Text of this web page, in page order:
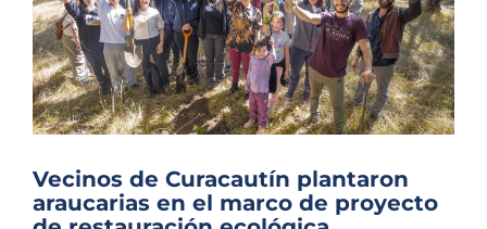
Vecinos de Curacautín plantaron
araucarias en el marco de proyecto